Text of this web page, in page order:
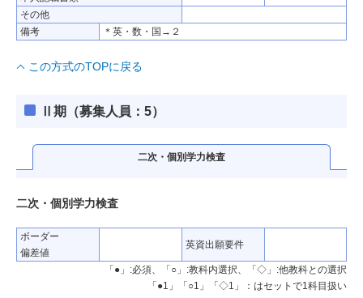
その他
備考
＊英・数・国→２
この方式のTOPに戻る
Ⅱ期（募集人員：5）
二次・個別学力検査
二次・個別学力検査
ボーダー
偏差値
英資出願要件
「●」:必須、「○」:教科内選択、「◇」:他教科との選択
「●1」「○1」「◇1」：はセットで1科目扱い